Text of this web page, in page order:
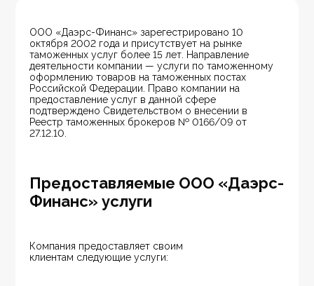
ООО «Даэрс-Финанс» зарегестрировано 10
октября 2002 года и присутствует на рынке
таможенных услуг более 15 лет. Направление
деятельности компании — услуги по таможенному
оформлению товаров на таможенных постах
Российской Федерации. Право компании на
предоставление услуг в данной сфере
подтверждено Свидетельством о внесении в
Реестр таможенных брокеров № 0166/09 от
27.12.10.
Предоставляемые ООО «Даэрс-
Финанс» услуги
Компания предоставляет своим
клиентам следующие услуги: